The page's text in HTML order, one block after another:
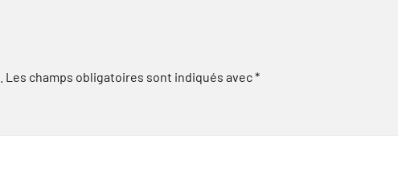
Les champs obligatoires sont indiqués avec*